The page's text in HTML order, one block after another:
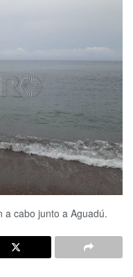
a cabo junto a Aguadú.